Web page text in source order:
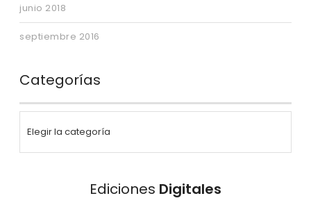
junio 2018
septiembre 2016
Categorías
Ediciones Digitales